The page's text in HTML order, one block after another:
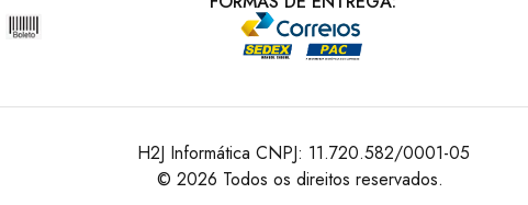
H2J Informática CNPJ: 11.720.582/0001-05
© 2026 Todos os direitos reservados.